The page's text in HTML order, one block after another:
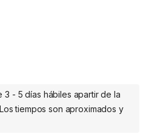
- Para Cable - Candado
3 - 5 días hábiles apartir de la
tiempos son aproximados y